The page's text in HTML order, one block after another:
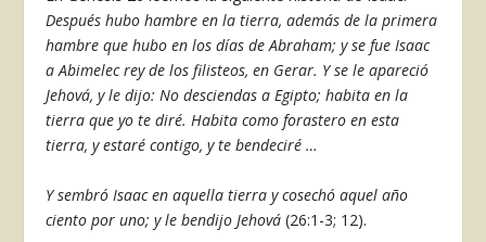
Después hubo hambre en la tierra, además de la primera
hambre que hubo en los días de Abraham; y se fue Isaac
a Abimelec rey de los filisteos, en Gerar. Y se le apareció
Jehová, y le dijo: No desciendas a Egipto; habita en la
tierra que yo te diré. Habita como forastero en esta
tierra, y estaré contigo, y te bendeciré …
Y sembró Isaac en aquella tierra y cosechó aquel año
ciento por uno; y le bendijo Jehová (26:1-3; 12).